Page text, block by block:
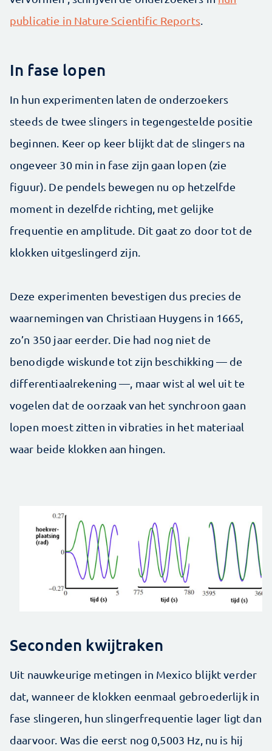
publicatie in Nature Scientific Reports.
In fase lopen
In hun experimenten laten de onderzoekers
steeds de twee slingers in tegengestelde positie
beginnen. Keer op keer blijkt dat de slingers na
ongeveer 30 min in fase zijn gaan lopen (zie
figuur). De pendels bewegen nu op hetzelfde
moment in dezelfde richting, met gelijke
frequentie en amplitude. Dit gaat zo door tot de
klokken uitgeslingerd zijn.
Deze experimenten bevestigen dus precies de
waarnemingen van Christiaan Huygens in 1665,
zo’n 350 jaar eerder. Die had nog niet de
benodigde wiskunde tot zijn beschikking — de
differentiaalrekening —, maar wist al wel uit te
vogelen dat de oorzaak van het synchroon gaan
lopen moest zitten in vibraties in het materiaal
waar beide klokken aan hingen.
Seconden kwijtraken
Uit nauwkeurige metingen in Mexico blijkt verder
dat, wanneer de klokken eenmaal gebroederlijk in
fase slingeren, hun slingerfrequentie lager ligt dan
daarvoor. Was die eerst nog 0,5003 Hz, nu is hij